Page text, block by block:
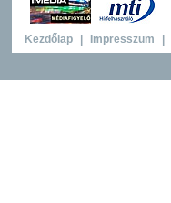
Kezdőlap Impresszum